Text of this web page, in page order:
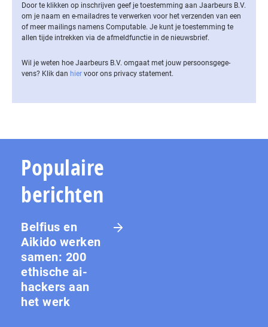
Door te klikken op inschrijven geef je toestemming aan Jaarbeurs B.V.
om je naam en e-mailadres te verwerken voor het verzenden van een
of meer mailings namens Computable. Je kunt je toestemming te
allen tijde intrekken via de af­meld­func­tie in de nieuwsbrief.
Wil je weten hoe Jaarbeurs B.V. omgaat met jouw per­soons­ge­ge­
vens? Klik dan hier voor ons privacy statement.
Populaire
berichten
Belfius en
Aikido werken
samen: 200
ethische ai-
hackers aan
het werk